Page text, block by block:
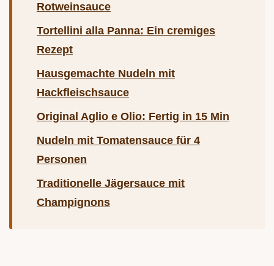
Rotweinsauce
Tortellini alla Panna: Ein cremiges
Rezept
Hausgemachte Nudeln mit
Hackfleischsauce
Original Aglio e Olio: Fertig in 15 Min
Nudeln mit Tomatensauce für 4
Personen
Traditionelle Jägersauce mit
Champignons